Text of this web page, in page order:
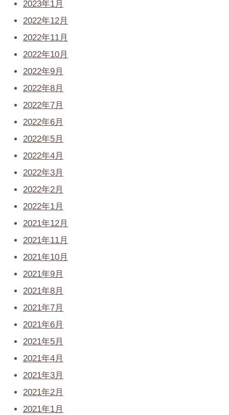
2023年1月
2022年12月
2022年11月
2022年10月
2022年9月
2022年8月
2022年7月
2022年6月
2022年5月
2022年4月
2022年3月
2022年2月
2022年1月
2021年12月
2021年11月
2021年10月
2021年9月
2021年8月
2021年7月
2021年6月
2021年5月
2021年4月
2021年3月
2021年2月
2021年1月